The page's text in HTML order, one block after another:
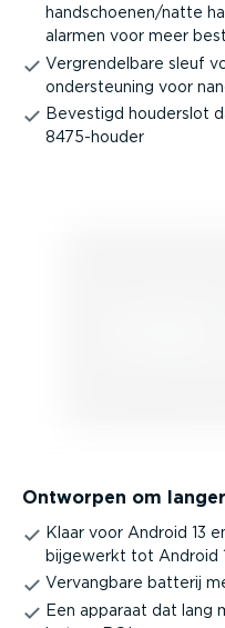
handschoenen/natte
alarmen voor meer
Vergren­delbare sleuf
onder­steuning voor
Bevestigd houderslot
8475-houder
Ontworpen om
Klaar voor Android 13
bijgewerkt tot Android
Vervangbare batterij
Een apparaat dat lang